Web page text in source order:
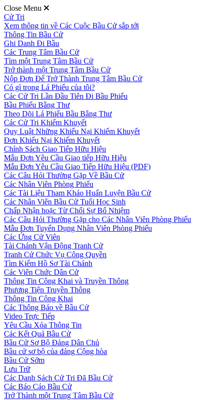
Close Menu
Cử Tri
Xem thông tin về Các Cuộc Bầu Cử sắp tới
Thông Tin Bầu Cử
Ghi Danh Đi Bầu
Các Trung Tâm Bầu Cử
Tìm một Trung Tâm Bầu Cử
Trở thành một Trung Tâm Bầu Cử
Nộp Đơn Để Trở Thành Trung Tâm Bầu Cử
Có gì trong Lá Phiếu của tôi?
Các Cử Tri Lần Đầu Tiên Đi Bầu Phiếu
Bầu Phiếu Bằng Thư
Theo Dõi Lá Phiếu Bầu Bằng Thư
Các Cử Tri Khiếm Khuyết
Quy Luật Những Khiếu Nại Khiếm Khuyết
Đơn Khiếu Nại Khiếm Khuyết
Chính Sách Giao Tiếp Hữu Hiệu
Mẫu Đơn Yêu Cầu Giao tiếp Hữu Hiệu
Mẫu Đơn Yêu Cầu Giao Tiếp Hữu Hiệu (PDF)
Các Câu Hỏi Thường Gặp Về Bầu Cử
Các Nhân Viên Phòng Phiếu
Các Tài Liệu Tham Khảo Huấn Luyện Bầu Cử
Các Nhân Viên Bầu Cử Tuổi Học Sinh
Chấp Nhận hoặc Từ Chối Sự Bổ Nhiệm
Các Câu Hỏi Thường Gặp cho Các Nhân Viên Phòng Phiếu
Mẫu Đơn Tuyển Dụng Nhân Viên Phòng Phiếu
Các Ứng Cử Viên
Tài Chánh Vận Động Tranh Cử
Tranh Cử Chức Vụ Công Quyền
Tìm Kiếm Hồ Sơ Tài Chánh
Các Viên Chức Dân Cử
Thông Tin Công Khai và Truyền Thông
Phương Tiện Truyền Thông
Thông Tin Công Khai
Các Thông Báo về Bầu Cử
Video Trực Tiếp
Yêu Cầu Xóa Thông Tin
Các Kết Quả Bầu Cử
Bầu Cử Sơ Bộ Đảng Dân Chủ
Bầu cử sơ bộ của đảng Cộng hòa
Bầu Cử Sớm
Lưu Trữ
Các Danh Sách Cử Tri Đã Bầu Cử
Các Báo Cáo Bầu Cử
Trở Thành một Trung Tâm Bầu Cử